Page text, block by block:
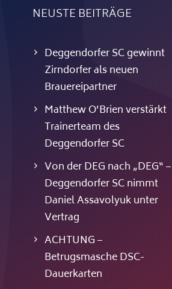
NEUSTE BEITRÄGE
Deggendorfer SC gewinnt
Zirndorfer als neuen
Brauereipartner
Matthew O’Brien verstärkt
Trainerteam des
Deggendorfer SC
Von der DEG nach „DEG“ –
Deggendorfer SC nimmt
Daniel Assavolyuk unter
Vertrag
ACHTUNG –
Betrugsmasche DSC-
Dauerkarten